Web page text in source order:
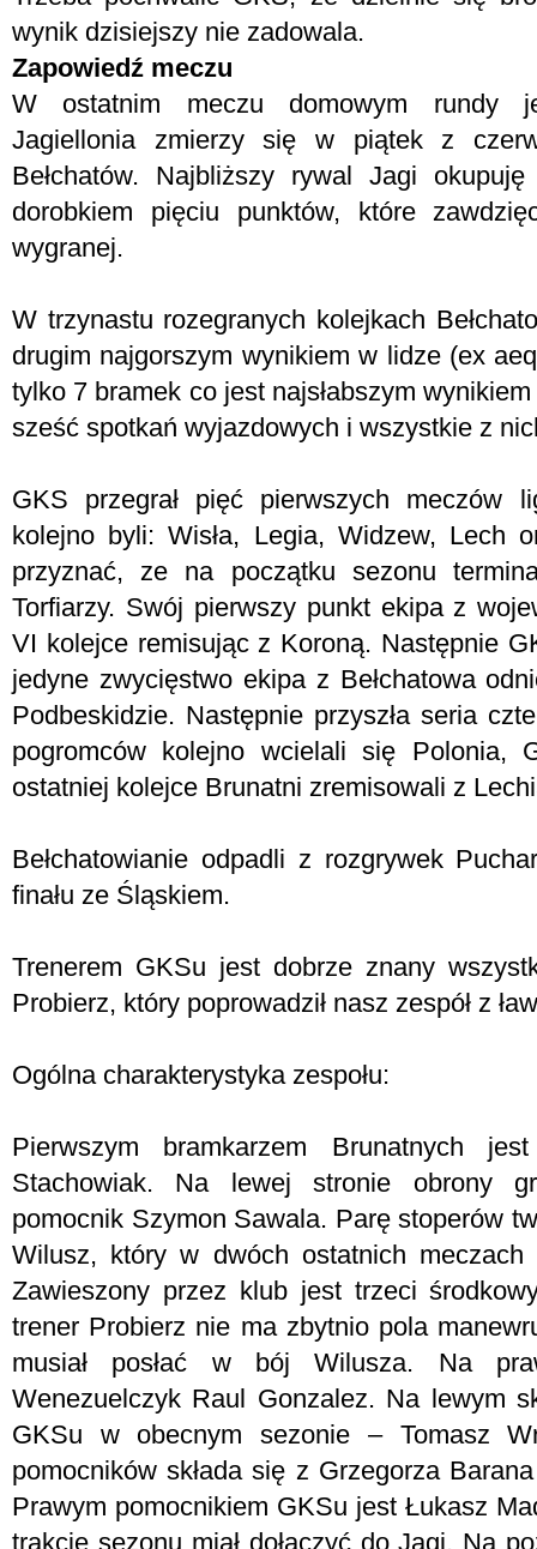
wynik dzisiejszy nie zadowala.
Zapowiedź meczu
W ostatnim meczu domowym rundy
Jagiellonia zmierzy się w piątek z
Bełchatów. Najbliższy rywal Jagi
dorobkiem pięciu punktów, które
wygranej.
W trzynastu rozegranych kolejkach
drugim najgorszym wynikiem w lidze (ex
tylko 7 bramek co jest najsłabszym
sześć spotkań wyjazdowych i wszystkie z
GKS przegrał pięć pierwszych meczów
kolejno byli: Wisła, Legia, Widzew, Lech
przyznać, ze na początku sezonu
Torfiarzy. Swój pierwszy punkt ekipa z
VI kolejce remisując z Koroną. Następnie
jedyne zwycięstwo ekipa z Bełchatowa
Podbeskidzie. Następnie przyszła seria
pogromców kolejno wcielali się Polonia,
ostatniej kolejce Brunatni zremisowali z
Bełchatowianie odpadli z rozgrywek
finału ze Śląskiem.
Trenerem GKSu jest dobrze znany
Probierz, który poprowadził nasz zespół z
Ogólna charakterystyka zespołu:
Pierwszym bramkarzem Brunatnych
Stachowiak. Na lewej stronie obrony
pomocnik Szymon Sawala. Parę stoperów
Wilusz, który w dwóch ostatnich meczach
Zawieszony przez klub jest trzeci
trener Probierz nie ma zbytnio pola
musiał posłać w bój Wilusza. Na
Wenezuelczyk Raul Gonzalez. Na lewym
GKSu w obecnym sezonie – Tomasz
pomocników składa się z Grzegorza
Prawym pomocnikiem GKSu jest Łukasz
trakcie sezonu miał dołączyć do Jagi. Na